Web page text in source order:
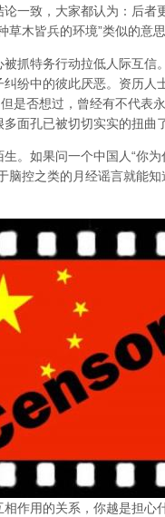
一致，大家都认为：后
草木皆兵的环境”类似的意思
抓特务行动拉低人际互
纷中的彼此厌恶。资历
但是否想过，曾经有不代表
面孔已被切切实实的扭曲了
生。如果问一个中国人“你
脑控之类的月经谣言就能
作用的关系，你越是担